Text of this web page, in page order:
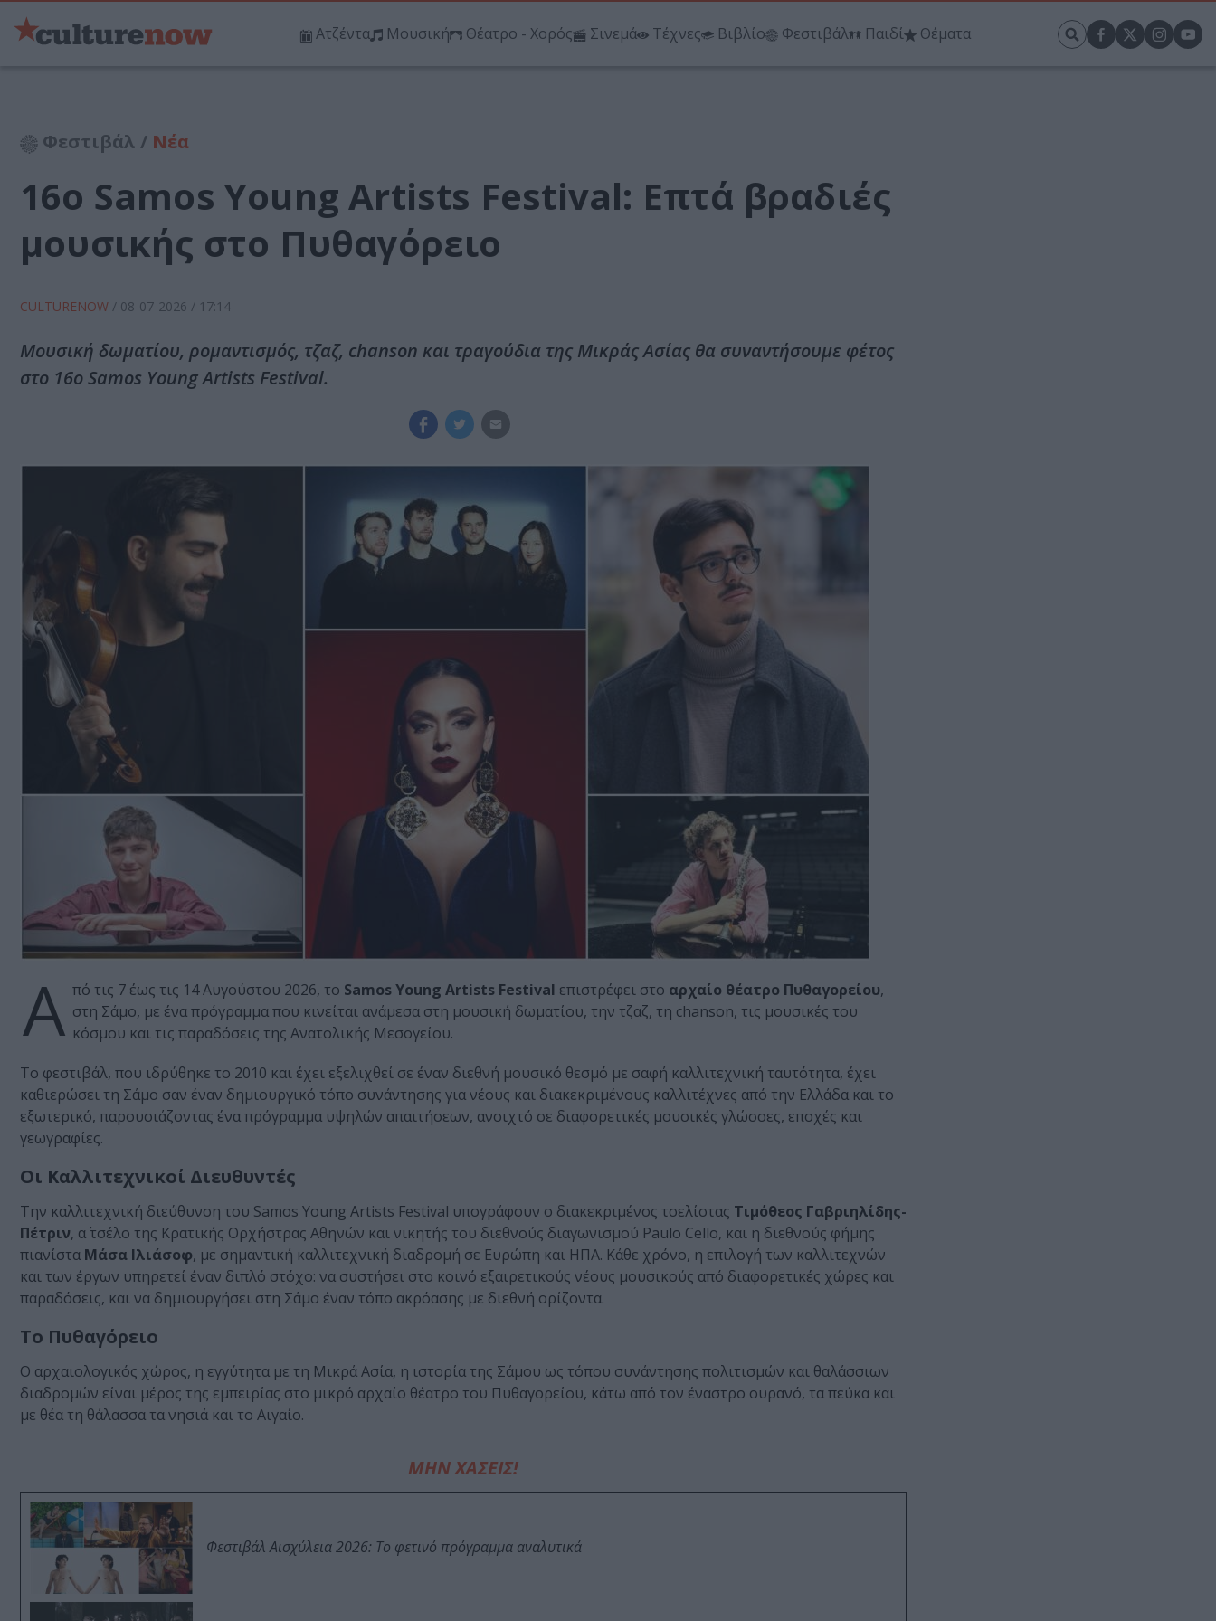
Ατζέντα Μουσική Θέατρο - Χορός Σινεμά Τέχνες Βιβλίο Φεστιβάλ Παιδί Θέματα
Φεστιβάλ / Νέα
16o Samos Young Artists Festival: Επτά βραδιές
μουσικής στο Πυθαγόρειο
CULTURENOW / 08-07-2026 / 17:14
Μουσική δωματίου, ρομαντισμός, τζαζ, chanson και τραγούδια της Μικράς Ασίας θα συναντήσουμε φέτος
στο 16o Samos Young Artists Festival.
Α πό τις 7 έως τις 14 Αυγούστου 2026, το Samos Young Artists Festival επιστρέφει στο αρχαίο θέατρο Πυθαγορείου,
στη Σάμο, με ένα πρόγραμμα που κινείται ανάμεσα στη μουσική δωματίου, την τζαζ, τη chanson, τις μουσικές του
κόσμου και τις παραδόσεις της Ανατολικής Μεσογείου.
Το φεστιβάλ, που ιδρύθηκε το 2010 και έχει εξελιχθεί σε έναν διεθνή μουσικό θεσμό με σαφή καλλιτεχνική ταυτότητα, έχει
καθιερώσει τη Σάμο σαν έναν δημιουργικό τόπο συνάντησης για νέους και διακεκριμένους καλλιτέχνες από την Ελλάδα και το
εξωτερικό, παρουσιάζοντας ένα πρόγραμμα υψηλών απαιτήσεων, ανοιχτό σε διαφορετικές μουσικές γλώσσες, εποχές και
γεωγραφίες.
Οι Καλλιτεχνικοί Διευθυντές
Την καλλιτεχνική διεύθυνση του Samos Young Artists Festival υπογράφουν ο διακεκριμένος τσελίστας Τιμόθεος Γαβριηλίδης-
Πέτριν, α΄ τσέλο της Κρατικής Ορχήστρας Αθηνών και νικητής του διεθνούς διαγωνισμού Paulo Cello, και η διεθνούς φήμης
πιανίστα Μάσα Ιλιάσοφ, με σημαντική καλλιτεχνική διαδρομή σε Ευρώπη και ΗΠΑ. Κάθε χρόνο, η επιλογή των καλλιτεχνών
και των έργων υπηρετεί έναν διπλό στόχο: να συστήσει στο κοινό εξαιρετικούς νέους μουσικούς από διαφορετικές χώρες και
παραδόσεις, και να δημιουργήσει στη Σάμο έναν τόπο ακρόασης με διεθνή ορίζοντα.
Το Πυθαγόρειο
Ο αρχαιολογικός χώρος, η εγγύτητα με τη Μικρά Ασία, η ιστορία της Σάμου ως τόπου συνάντησης πολιτισμών και θαλάσσιων
διαδρομών είναι μέρος της εμπειρίας στο μικρό αρχαίο θέατρο του Πυθαγορείου, κάτω από τον έναστρο ουρανό, τα πεύκα και
με θέα τη θάλασσα τα νησιά και το Αιγαίο.
ΜΗΝ ΧΑΣΕΙΣ!
Φεστιβάλ Αισχύλεια 2026: Το φετινό πρόγραμμα αναλυτικά